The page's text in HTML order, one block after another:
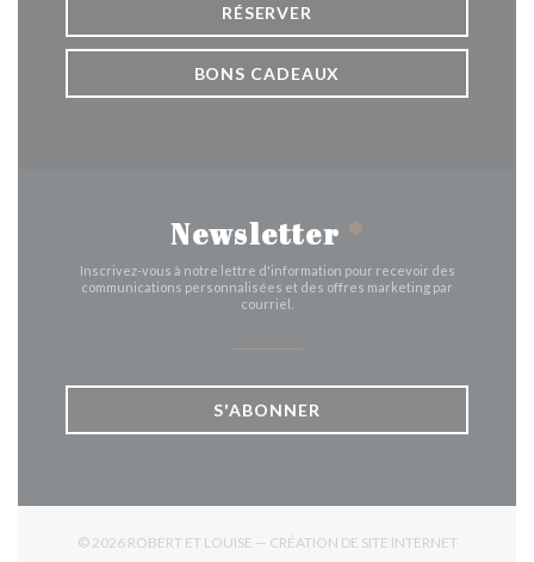
RÉSERVER
BONS CADEAUX
Newsletter *
Inscrivez-vous à notre lettre d'information pour recevoir des
communications personnalisées et des offres marketing par
courriel.
S'ABONNER
© 2026 ROBERT ET LOUISE — CRÉATION DE SITE INTERNET